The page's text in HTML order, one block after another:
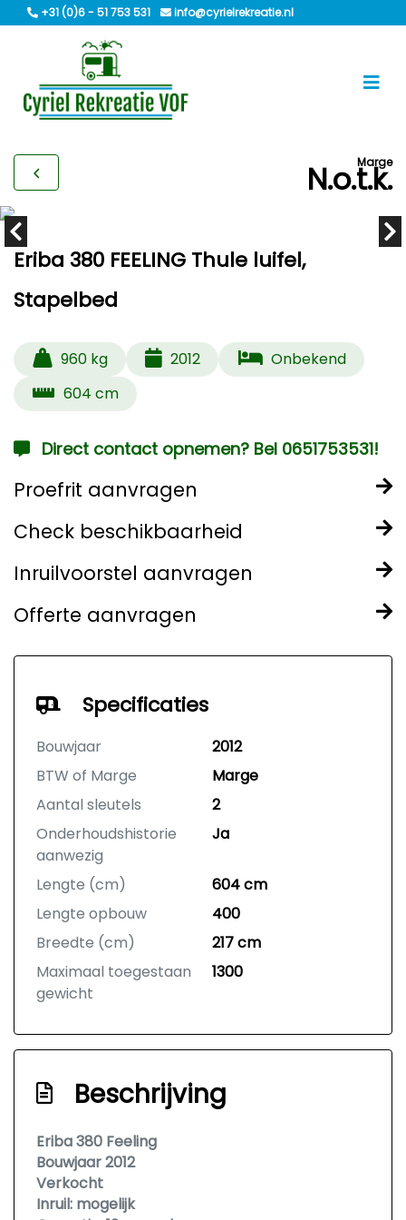
+31 (0)6 - 51 753 531 info@cyrielrekreatie.nl
Marge
N.o.t.k.
Eriba 380 FEELING Thule luifel,
Stapelbed
960 kg 2012
Onbekend
604 cm
Direct contact opnemen? Bel 0651753531!
Proefrit aanvragen
Check beschikbaarheid
Inruilvoorstel aanvragen
Offerte aanvragen
Specificaties
Bouwjaar
2012
BTW of Marge
Marge
Aantal sleutels
2
Onderhoudshistorie
aanwezig
Ja
Lengte (cm)
604 cm
Lengte opbouw
400
Breedte (cm)
217 cm
Maximaal toegestaan
gewicht
1300
Beschrijving
Eriba 380 Feeling
Bouwjaar 2012
Verkocht
Inruil: mogelijk